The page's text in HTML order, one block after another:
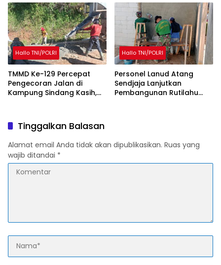
Hunian Warga
Layak
Hallo TNI/POLRI
TMMD Ke-129 Percepat
Pengecoran Jalan di
Kampung Sindang Kasih,
Hallo TNI/POLRI
Personel Lanud Atang
Sendjaja Lanjutkan
Pembangunan Rutilahu
Tinggalkan Balasan
Alamat email Anda tidak akan dipublikasikan. Ruas yang
wajib ditandai *